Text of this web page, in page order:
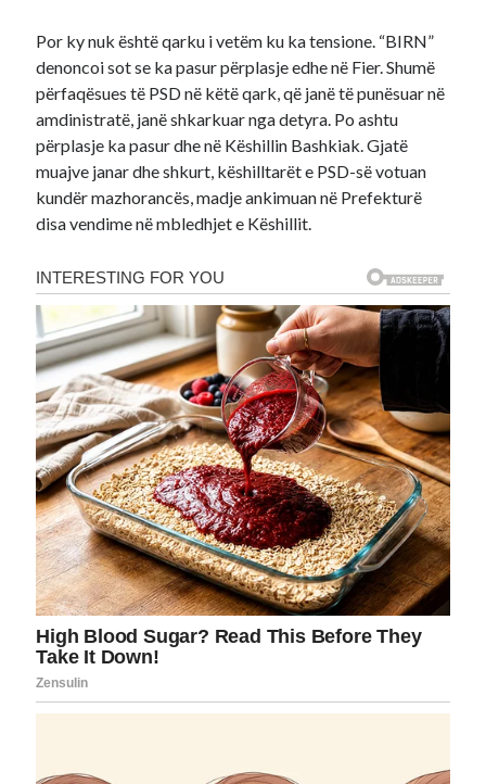
Por ky nuk është qarku i vetëm ku ka tensione. “BIRN”
denoncoi sot se ka pasur përplasje edhe në Fier. Shumë
përfaqësues të PSD në këtë qark, që janë të punësuar në
amdinistratë, janë shkarkuar nga detyra. Po ashtu
përplasje ka pasur dhe në Këshillin Bashkiak. Gjatë
muajve janar dhe shkurt, këshilltarët e PSD-së votuan
kundër mazhorancës, madje ankimuan në Prefekturë
disa vendime në mbledhjet e Këshillit.